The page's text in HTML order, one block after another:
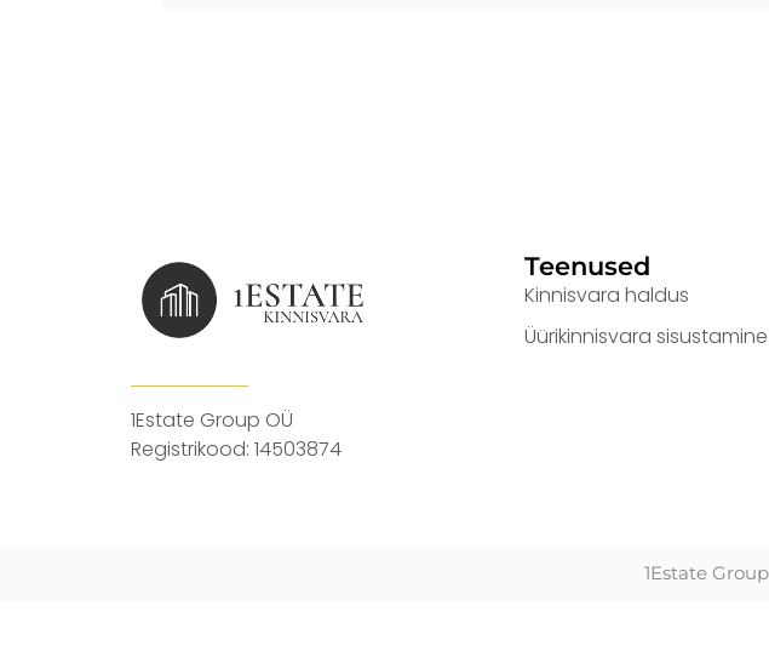
1Estate Group OÜ
Registrikood: 14503874
Teenused
Kinnisvara haldus
Üürikinnisvara sisustamine
1Estate